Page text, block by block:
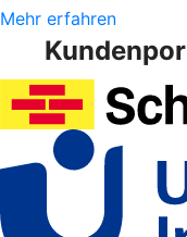
Mehr erfahren